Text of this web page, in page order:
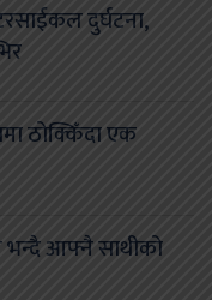
दुर्घटना,
ठोक्किँदा एक
भन्दै आफ्नै साथीको